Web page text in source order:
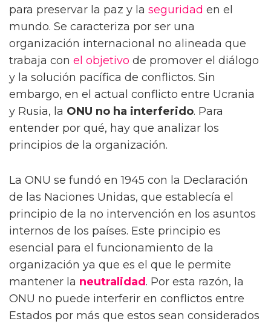
para preservar la paz y la seguridad en el
mundo. Se caracteriza por ser una
organización internacional no alineada que
trabaja con el objetivo de promover el diálogo
y la solución pacífica de conflictos. Sin
embargo, en el actual conflicto entre Ucrania
y Rusia, la ONU no ha interferido. Para
entender por qué, hay que analizar los
principios de la organización.
La ONU se fundó en 1945 con la Declaración
de las Naciones Unidas, que establecía el
principio de la no intervención en los asuntos
internos de los países. Este principio es
esencial para el funcionamiento de la
organización ya que es el que le permite
mantener la neutralidad. Por esta razón, la
ONU no puede interferir en conflictos entre
Estados por más que estos sean considerados